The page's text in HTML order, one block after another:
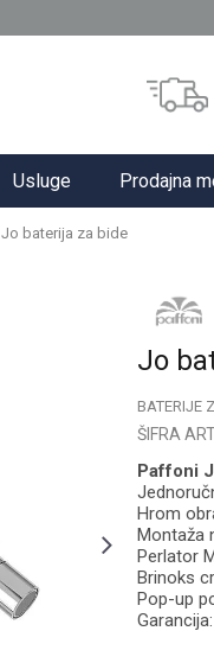
Usluge Prodajna
Jo baterija za bide
Jo
BATERIJE
ŠIFRA
Paffoni
Hrom
Montaža
Perlator
Brinoks
Pop-up